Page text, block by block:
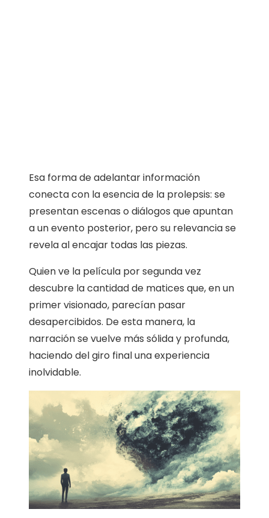
Esa forma de adelantar información
conecta con la esencia de la prolepsis: se
presentan escenas o diálogos que apuntan
a un evento posterior, pero su relevancia se
revela al encajar todas las piezas.
Quien ve la película por segunda vez
descubre la cantidad de matices que, en un
primer visionado, parecían pasar
desapercibidos. De esta manera, la
narración se vuelve más sólida y profunda,
haciendo del giro final una experiencia
inolvidable.